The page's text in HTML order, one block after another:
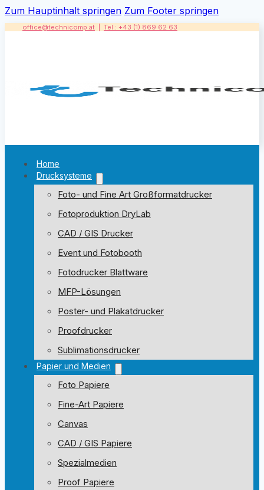
Zum Hauptinhalt springen Zum Footer springen
office@technicomp.at Tel.: +43 (1) 869 62 63
Home
Drucksysteme
Foto- und Fine Art Großformatdrucker
Fotoproduktion DryLab
CAD / GIS Drucker
Event und Fotobooth
Fotodrucker Blattware
MFP-Lösungen
Poster- und Plakatdrucker
Proofdrucker
Sublimationsdrucker
Papier und Medien
Foto Papiere
Fine-Art Papiere
Canvas
CAD / GIS Papiere
Spezialmedien
Proof Papiere